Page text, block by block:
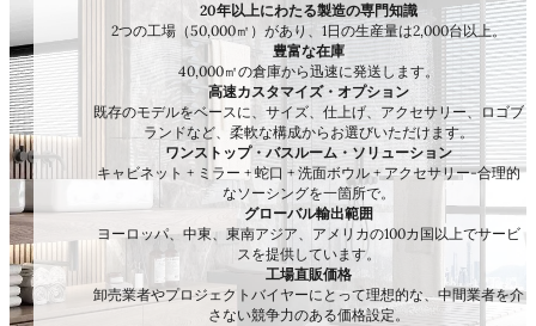
20年以上にわたる製造の専門知識
2つの工場（50,000㎡）があり、1日の生産量は2,000台以上。
豊富な在庫
40,000㎡の倉庫から迅速に発送します。
高速カスタマイズ・オプション
既存のモデルをベースに、サイズ、仕上げ、アクセサリー、ロゴブ
ランドなど、柔軟な構成からお選びいただけます。
ワンストップ・バスルーム・ソリューション
キャビネット + ミラー + 蛇口 + 洗面ボウル + アクセサリー-合理的
なソーシングを一箇所で。
グローバル輸出範囲
ヨーロッパ、中東、東南アジア、アメリカの100カ国以上でサービ
スを提供しています。
工場直販価格
卸売業者やプロジェクトバイヤーにとって理想的な、中間業者を介
さない競争力のある価格設定。